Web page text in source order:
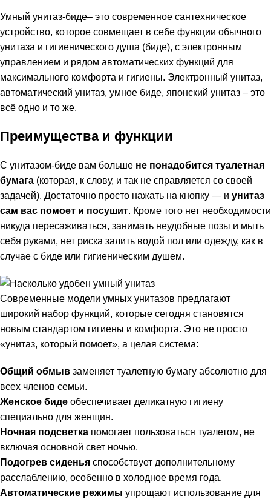
Умный унитаз-биде– это современное сантехническое
устройство, которое совмещает в себе функции обычного
унитаза и гигиенического душа (биде), с электронным
управлением и рядом автоматических функций для
максимального комфорта и гигиены. Электронный унитаз,
автоматический унитаз, умное биде, японский унитаз – это
всё одно и то же.
Преимущества и функции
С унитазом-биде вам больше не понадобится туалетная
бумага (которая, к слову, и так не справляется со своей
задачей). Достаточно просто нажать на кнопку — и унитаз
сам вас помоет и посушит. Кроме того нет необходимости
никуда пересаживаться, занимать неудобные позы и мыть
себя руками, нет риска залить водой пол или одежду, как в
случае с биде или гигиеническим душем.
Современные модели умных унитазов предлагают
широкий набор функций, которые сегодня становятся
новым стандартом гигиены и комфорта. Это не просто
«унитаз, который помоет», а целая система:
Общий обмыв заменяет туалетную бумагу абсолютно для
всех членов семьи.
Женское биде обеспечивает деликатную гигиену
специально для женщин.
Ночная подсветка помогает пользоваться туалетом, не
включая основной свет ночью.
Подогрев сиденья способствует дополнительному
расслаблению, особенно в холодное время года.
Автоматические режимы упрощают использование для